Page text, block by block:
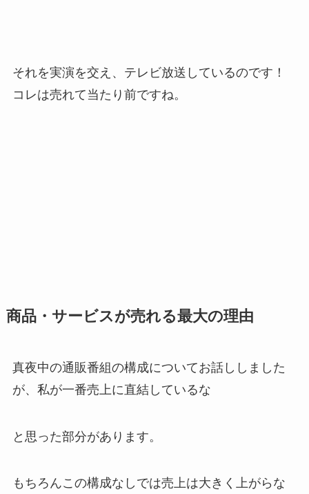
それを実演を交え、テレビ放送しているのです！
コレは売れて当たり前ですね。
商品・サービスが売れる最大の理由
真夜中の通販番組の構成についてお話ししました
が、私が一番売上に直結しているな
と思った部分があります。
もちろんこの構成なしでは売上は大きく上がらな